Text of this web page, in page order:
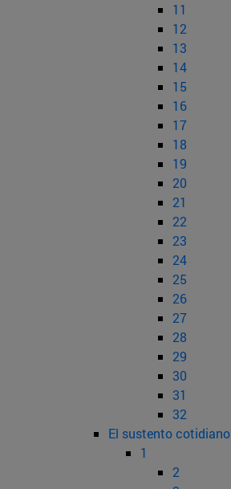
11
12
13
14
15
16
17
18
19
20
21
22
23
24
25
26
27
28
29
30
31
32
El sustento cotidiano
1
2